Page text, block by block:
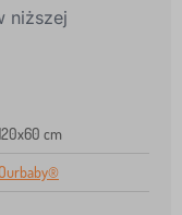
niższej
cm
Ourbaby®